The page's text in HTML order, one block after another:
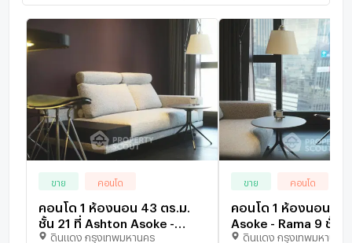
ขาย คอนโด
คอนโด 1 ห้องนอน 43 ตร.ม.
ชั้น 21 ที่ Ashton Asoke -
Rama 9 ใกล้ MRT พระราม 9
ดินแดง กรุงเทพมหานคร
ขาย คอนโด
คอนโด 1 ห้องนอน
Asoke - Rama 9 ชั้น
43 ตร.ม. ใกล้ MRT พร
ดินแดง กรุงเทพมหานคร